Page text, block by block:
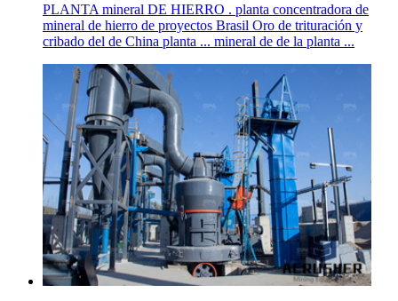
PLANTA mineral DE HIERRO . planta concentradora de
mineral de hierro de proyectos Brasil Oro de trituración y
cribado del de China planta ... mineral de de la planta ...